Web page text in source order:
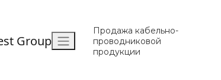
Продажа кабельно-
проводниковой
продукции